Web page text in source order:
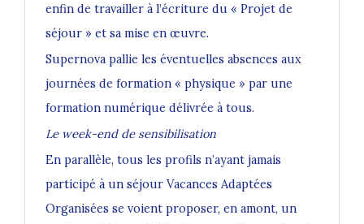
enfin de travailler à l’écriture du « Projet de
séjour » et sa mise en œuvre.
Supernova pallie les éventuelles absences aux
journées de formation « physique » par une
formation numérique délivrée à tous.
Le week-end de sensibilisation
En parallèle, tous les profils n’ayant jamais
participé à un séjour Vacances Adaptées
Organisées se voient proposer, en amont, un